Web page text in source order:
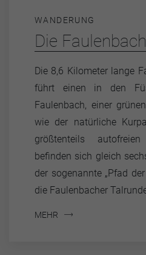
WANDERUNG
Die
Die 8,6 Kilometer lange
führt einen in den
Faulenbach, einer
wie der natürliche
größtenteils
befinden sich gleich
der sogenannte „Pfad
die Faulenbacher
MEHR